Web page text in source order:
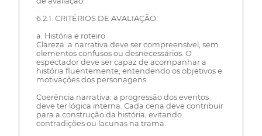
6.2.1. CRITÉRIOS DE AVALIAÇÃO:
a. História e roteiro
Clareza: a narrativa deve ser compreensível, sem
elementos confusos ou desnecessários. O
espectador deve ser capaz de acompanhar a
história fluentemente, entendendo os objetivos e
motivações dos personagens.
Coerência narrativa: a progressão dos eventos
deve ter lógica interna. Cada cena deve contribuir
para a construção da história, evitando
contradições ou lacunas na trama.